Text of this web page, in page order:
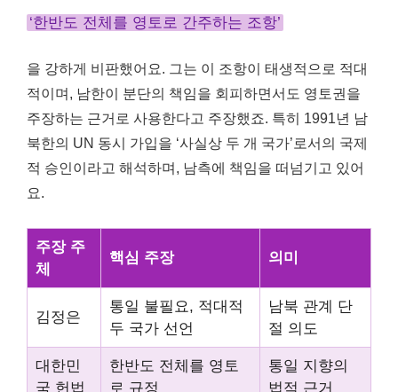
‘한반도 전체를 영토로 간주하는 조항’
을 강하게 비판했어요. 그는 이 조항이 태생적으로 적대
적이며, 남한이 분단의 책임을 회피하면서도 영토권을
주장하는 근거로 사용한다고 주장했죠. 특히 1991년 남
북한의 UN 동시 가입을 ‘사실상 두 개 국가’로서의 국제
적 승인이라고 해석하며, 남측에 책임을 떠넘기고 있어
요.
주장 주
체
핵심 주장 의미
김정은
통일 불필요, 적대적
두 국가 선언
남북 관계 단
절 의도
대한민
국 헌법
한반도 전체를 영토
로 규정
통일 지향의
법적 근거